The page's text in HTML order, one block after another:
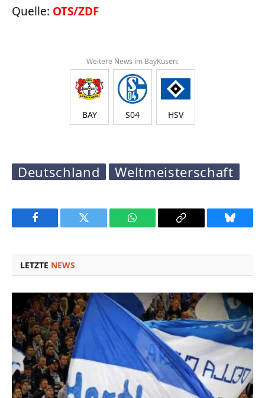
Quelle: OTS/ZDF
Weitere News im BayKusen:
BAY S04 HSV
Deutschland Weltmeisterschaft
Facebook Twitter WhatsApp Copy
Bluesky
LETZTE NEWS